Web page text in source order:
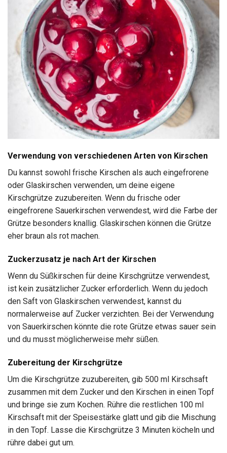
Verwendung von verschiedenen Arten von Kirschen
Du kannst sowohl frische Kirschen als auch eingefrorene
oder Glaskirschen verwenden, um deine eigene
Kirschgrütze zuzubereiten. Wenn du frische oder
eingefrorene Sauerkirschen verwendest, wird die Farbe der
Grütze besonders knallig. Glaskirschen können die Grütze
eher braun als rot machen.
Zuckerzusatz je nach Art der Kirschen
Wenn du Süßkirschen für deine Kirschgrütze verwendest,
ist kein zusätzlicher Zucker erforderlich. Wenn du jedoch
den Saft von Glaskirschen verwendest, kannst du
normalerweise auf Zucker verzichten. Bei der Verwendung
von Sauerkirschen könnte die rote Grütze etwas sauer sein
und du musst möglicherweise mehr süßen.
Zubereitung der Kirschgrütze
Um die Kirschgrütze zuzubereiten, gib 500 ml Kirschsaft
zusammen mit dem Zucker und den Kirschen in einen Topf
und bringe sie zum Kochen. Rühre die restlichen 100 ml
Kirschsaft mit der Speisestärke glatt und gib die Mischung
in den Topf. Lasse die Kirschgrütze 3 Minuten köcheln und
rühre dabei gut um.